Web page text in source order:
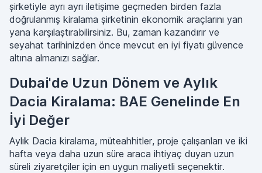
şirketiyle ayrı ayrı iletişime geçmeden birden fazla
doğrulanmış kiralama şirketinin ekonomik araçlarını yan
yana karşılaştırabilirsiniz. Bu, zaman kazandırır ve
seyahat tarihinizden önce mevcut en iyi fiyatı güvence
altına almanızı sağlar.
Dubai'de Uzun Dönem ve Aylık
Dacia Kiralama: BAE Genelinde En
İyi Değer
Aylık Dacia kiralama, müteahhitler, proje çalışanları ve iki
hafta veya daha uzun süre araca ihtiyaç duyan uzun
süreli ziyaretçiler için en uygun maliyetli seçenektir.